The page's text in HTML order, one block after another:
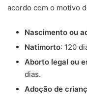
acordo com o motivo
Nascimento ou
Natimorto: 120
Aborto legal ou
dias.
Adoção de